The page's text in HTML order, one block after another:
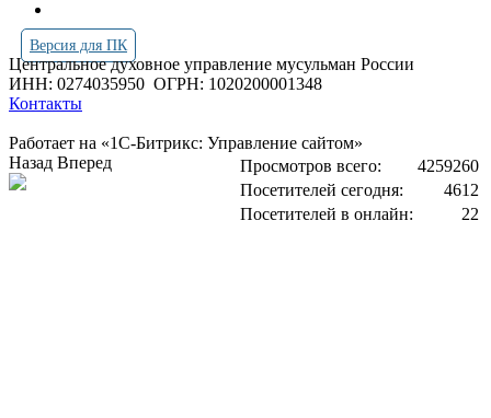
Версия для ПК
Центральное духовное управление мусульман России
ИНН: 0274035950 ОГРН: 1020200001348
Контакты
Работает на «1С-Битрикс: Управление сайтом»
Просмотров всего:
4259260
Посетителей сегодня:
4612
Посетителей в онлайн:
22
Назад Вперед